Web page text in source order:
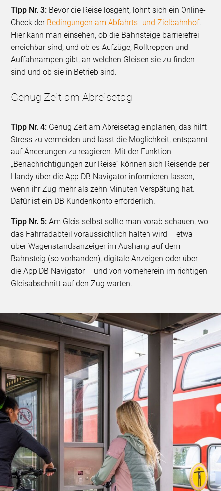
Tipp Nr. 3: Bevor die Reise losgeht, lohnt sich ein Online-
Check der Bedingungen am Abfahrts- und Zielbahnhof.
Hier kann man einsehen, ob die Bahnsteige barrierefrei
erreichbar sind, und ob es Aufzüge, Rolltreppen und
Auffahrrampen gibt, an welchen Gleisen sie zu finden
sind und ob sie in Betrieb sind.
Genug Zeit am Abreisetag
Tipp Nr. 4: Genug Zeit am Abreisetag einplanen, das hilft
Stress zu vermeiden und lässt die Möglichkeit, entspannt
auf Änderungen zu reagieren. Mit der Funktion
„Benachrichtigungen zur Reise“ können sich Reisende per
Handy über die App DB Navigator informieren lassen,
wenn ihr Zug mehr als zehn Minuten Verspätung hat.
Dafür ist ein DB Kundenkonto erforderlich.
Tipp Nr. 5: Am Gleis selbst sollte man vorab schauen, wo
das Fahrradabteil voraussichtlich halten wird – etwa
über Wagenstandsanzeiger im Aushang auf dem
Bahnsteig (so vorhanden), digitale Anzeigen oder über
die App DB Navigator – und von vorneherein im richtigen
Gleisabschnitt auf den Zug warten.